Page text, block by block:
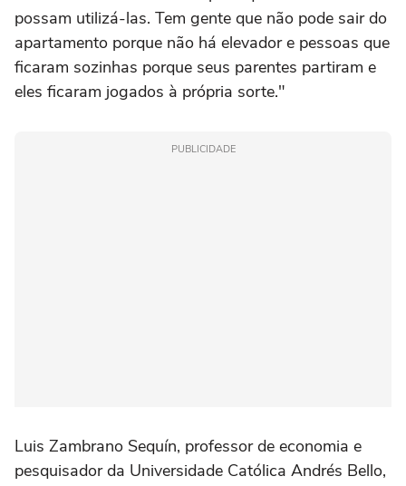
possam utilizá-las. Tem gente que não pode sair do
apartamento porque não há elevador e pessoas que
ficaram sozinhas porque seus parentes partiram e
eles ficaram jogados à própria sorte."
PUBLICIDADE
Luis Zambrano Sequín, professor de economia e
pesquisador da Universidade Católica Andrés Bello,